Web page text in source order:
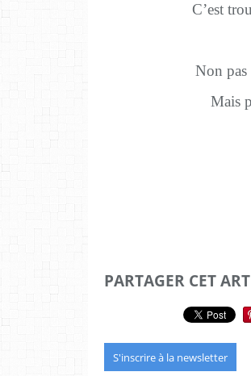
C’est
Non
Mais
PARTAGER CET
S'inscrire à la newsletter